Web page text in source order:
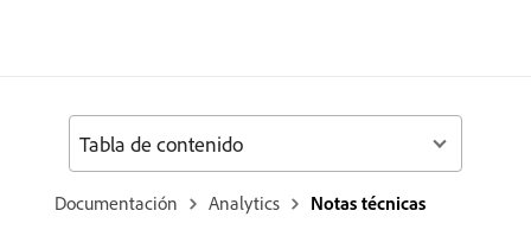
Documentación Analytics Notas técnicas
Tabla de contenido